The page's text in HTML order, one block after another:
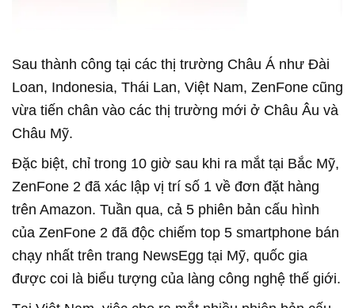
Sau thành công tại các thị trường Châu Á như Đài
Loan, Indonesia, Thái Lan, Việt Nam, ZenFone cũng
vừa tiến chân vào các thị trường mới ở Châu Âu và
Châu Mỹ.
Đặc biệt, chỉ trong 10 giờ sau khi ra mắt tại Bắc Mỹ,
ZenFone 2 đã xác lập vị trí số 1 về đơn đặt hàng
trên Amazon. Tuần qua, cả 5 phiên bản cấu hình
của ZenFone 2 đã độc chiếm top 5 smartphone bán
chạy nhất trên trang NewsEgg tại Mỹ, quốc gia
được coi là biểu tượng của làng công nghệ thế giới.